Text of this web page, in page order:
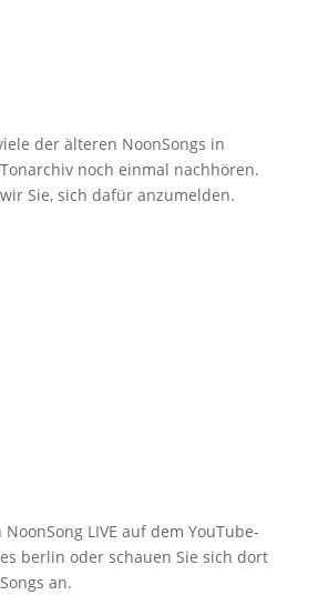
der älteren NoonSongs in
noch einmal nachhören.
Sie, sich dafür anzumelden.
LIVE auf dem YouTube-
berlin oder schauen Sie sich dort
an.